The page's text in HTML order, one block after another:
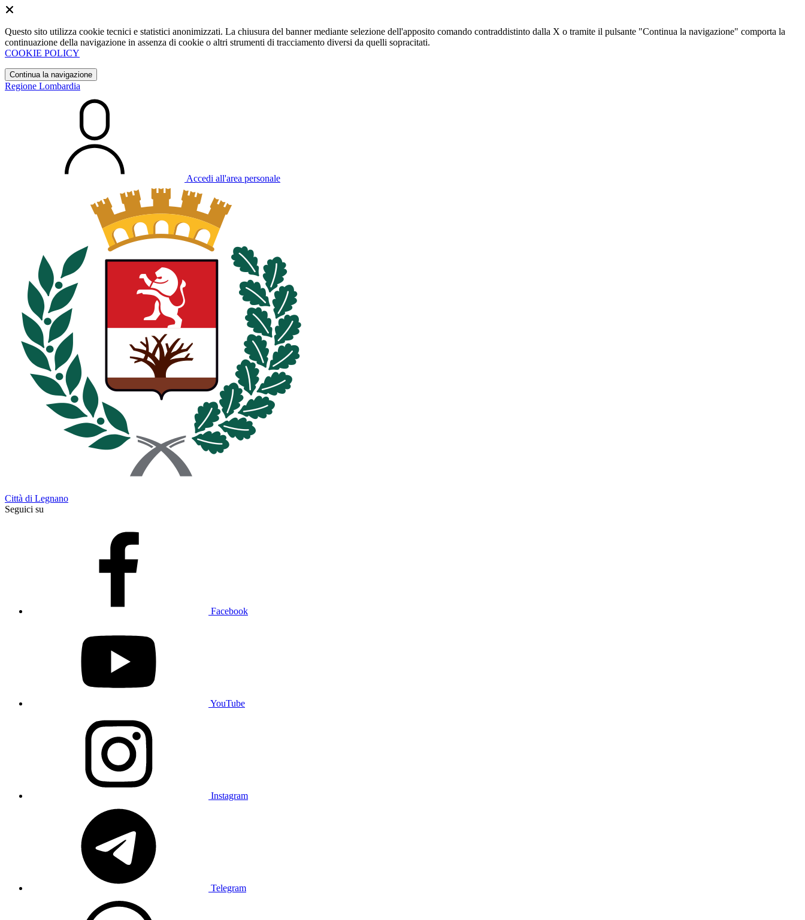
Questo sito utilizza cookie tecnici e statistici anonimizzati. La chiusura del banner mediante selezione dell'apposito comando contraddistinto dalla X o tramite il pulsante "Continua la navigazione" comporta la
continuazione della navigazione in assenza di cookie o altri strumenti di tracciamento diversi da quelli sopracitati.
COOKIE POLICY
Continua la navigazione
Regione Lombardia
Accedi all'area personale
Città di Legnano
Seguici su
Facebook
YouTube
Instagram
Telegram